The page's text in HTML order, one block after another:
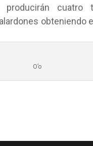
producirán
obteniendo
O’o